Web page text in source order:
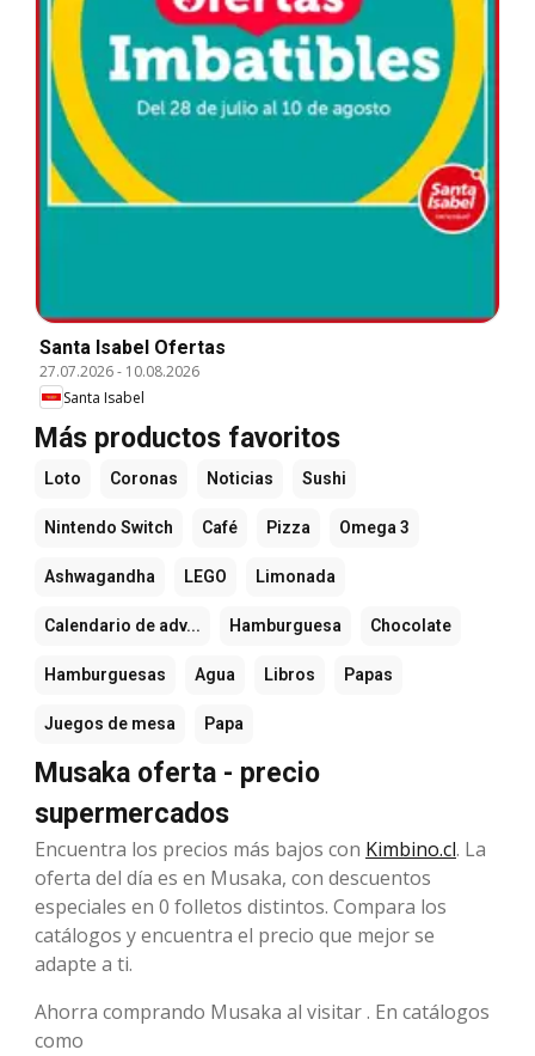
Santa Isabel Ofertas
27.07.2026- 10.08.2026
Santa Isabel
Más productos favoritos
Loto Coronas Noticias Sushi
Nintendo Switch Café Pizza Omega 3
Ashwagandha LEGO Limonada
Calendario de adv... Hamburguesa Chocolate
Hamburguesas Agua Libros Papas
Juegos de mesa Papa
Musaka oferta - precio
supermercados
Encuentra los precios más bajos con Kimbino.cl. La
oferta del día es en Musaka, con descuentos
especiales en 0 folletos distintos. Compara los
catálogos y encuentra el precio que mejor se
adapte a ti.
Ahorra comprando Musaka al visitar . En catálogos
como